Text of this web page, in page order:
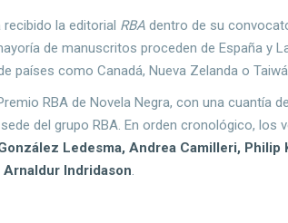
la editorial RBA dentro de su
de manuscritos proceden de España y
países como Canadá, Nueva Zelanda o
RBA de Novela Negra, con una cuantía
del grupo RBA. En orden cronológico, los
Ledesma, Andrea Camilleri, Philip
Arnaldur Indridason.